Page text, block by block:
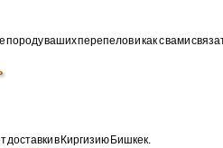
ваших перепелов и как с вами
доставки в Киргизию Бишкек.